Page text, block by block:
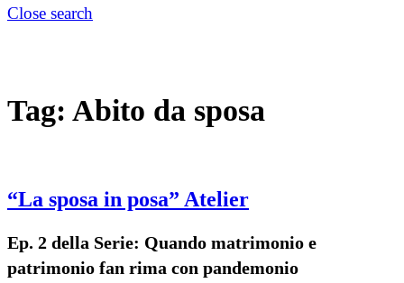
Close search
Tag: Abito da sposa
“La sposa in posa” Atelier
Ep. 2 della Serie: Quando matrimonio e
patrimonio fan rima con pandemonio